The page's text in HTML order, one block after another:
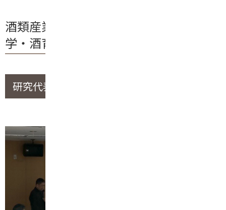
酒類産業発展のための発酵学・栽培
学・酒育の融合
研究代表者：島根大学 松尾 安浩 教授